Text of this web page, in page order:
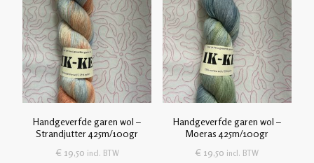
Handgeverfde garen wol –
Strandjutter 425m/100gr
€ 19,50 incl. BTW
Handgeverfde garen wol –
Moeras 425m/100gr
€ 19,50 incl. BTW